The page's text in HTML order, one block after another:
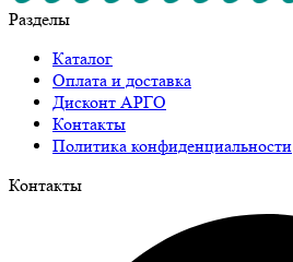
Разделы
Каталог
Оплата и доставка
Дисконт АРГО
Контакты
Политика конфиденциальности
Контакты